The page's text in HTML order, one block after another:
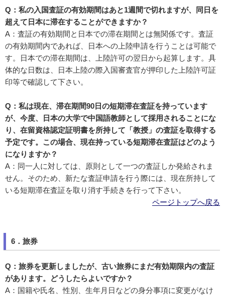
Q：私の入国査証の有効期間はあと1週間で切れますが、同日を
超えて日本に滞在することができますか？
A：査証の有効期間と日本での滞在期間とは無関係です。査証
の有効期間内であれば、日本への上陸申請を行うことは可能で
す。日本での滞在期間は、上陸許可の翌日から起算します。具
体的な日数は、日本上陸の際入国審査官が押印した上陸許可証
印等で確認して下さい。
Q：私は現在、滞在期間90日の短期滞在査証を持っています
が、今度、日本の大学で中国語教師として採用されることにな
り、在留資格認定証明書を所持して「教授」の査証を取得する
予定です。この場合、現在持っている短期滞在査証はどのよう
になりますか？
A：同一人に対しては、原則として一つの査証しか発給されま
せん。そのため、新たな査証申請を行う際には、現在所持して
いる短期滞在査証を取り消す手続きを行って下さい。
ページトップへ戻る
6．旅券
Q：旅券を更新しましたが、古い旅券にまだ有効期限内の査証
があります。どうしたらよいですか？
A：国籍や氏名、性別、生年月日などの身分事項に変更がなけ